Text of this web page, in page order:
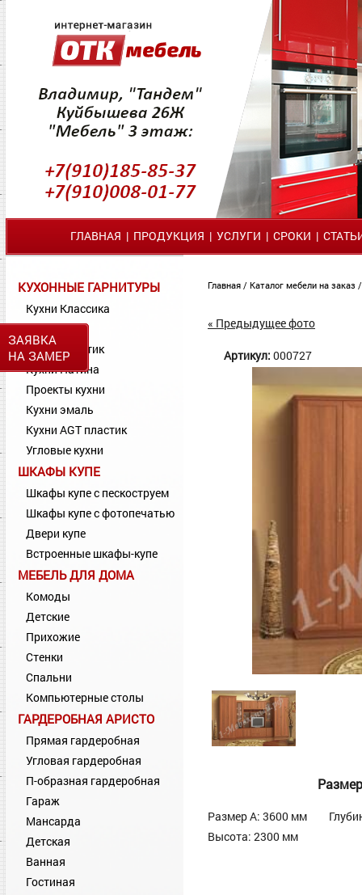
ЗАЯВКА
НА ЗАМЕР
ГЛАВНАЯ | ПРОДУКЦИЯ | УСЛУГИ | СРОКИ |
КУХОННЫЕ ГАРНИТУРЫ
Кухни Классика
Кухни МДФ
Кухни Пластик
Кухни Патина
Проекты кухни
Кухни эмаль
Кухни AGT пластик
Угловые кухни
ШКАФЫ КУПЕ
Шкафы купе с пескоструем
Шкафы купе с фотопечатью
Двери купе
Встроенные шкафы-купе
МЕБЕЛЬ ДЛЯ ДОМА
Комоды
Детские
Прихожие
Стенки
Спальни
Компьютерные столы
ГАРДЕРОБНАЯ АРИСТО
Прямая гардеробная
Угловая гардеробная
П-образная гардеробная
Гараж
Мансарда
Детская
Ванная
Гостиная
Главная / Каталог мебели на заказ
« Предыдущее фото
Артикул: 000727
Размер А: 3600 мм
Высота: 2300 мм